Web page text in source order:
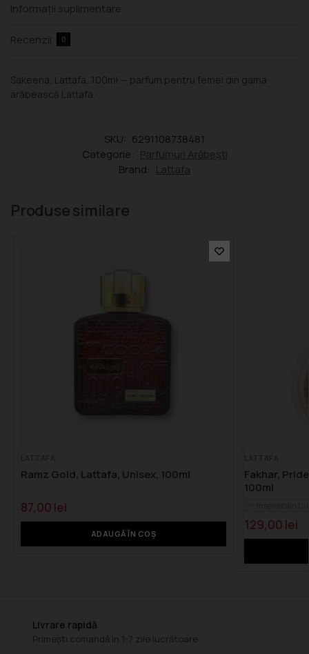
Informații suplimentare
Recenzii 0
Sakeena, Lattafa, 100ml — parfum pentru femei din gama
arăbească Lattafa.
SKU: 6291108738481
Categorie: Parfumuri Arăbești
Brand: Lattafa
Produse similare
Ramz Gold, Lattafa, Unisex, 100ml
87,00 lei
ADAUGĂ ÎN COȘ
Fakhar,
100ml
129,00 lei
Livrare rapidă
Primești comandă în 1-7 zile lucrătoare